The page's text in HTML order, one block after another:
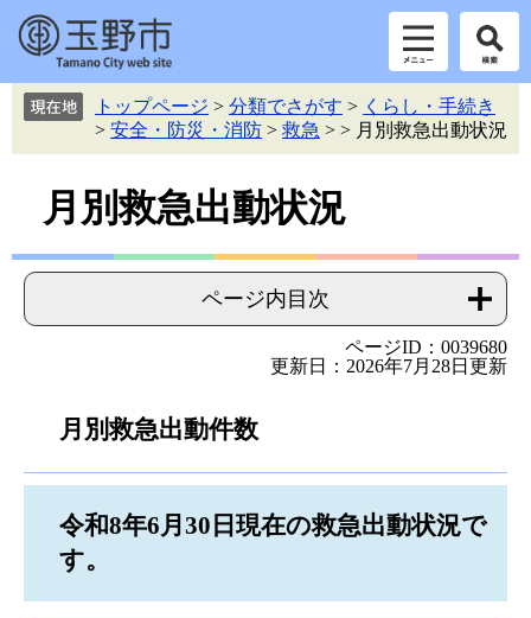
す。
トップページ > 分類でさがす > くらし・手続き
> 安全・防災・消防 > 救急 > > 月別救急出動状況
月別救急出動状況
ページ内目次
ページID：0039680
更新日：2026年7月28日更新
月別救急出動件数
令和8年6月30日現在の救急出動状況で
す。